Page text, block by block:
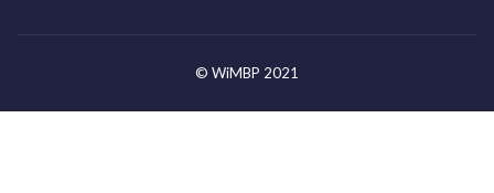
© WiMBP 2021